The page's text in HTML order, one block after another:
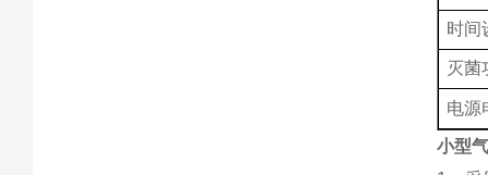
时间
灭菌
电源
小型